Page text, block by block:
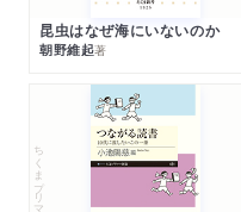
昆虫はなぜ海にいないのか
朝野維起著
ちくまプリマー新書